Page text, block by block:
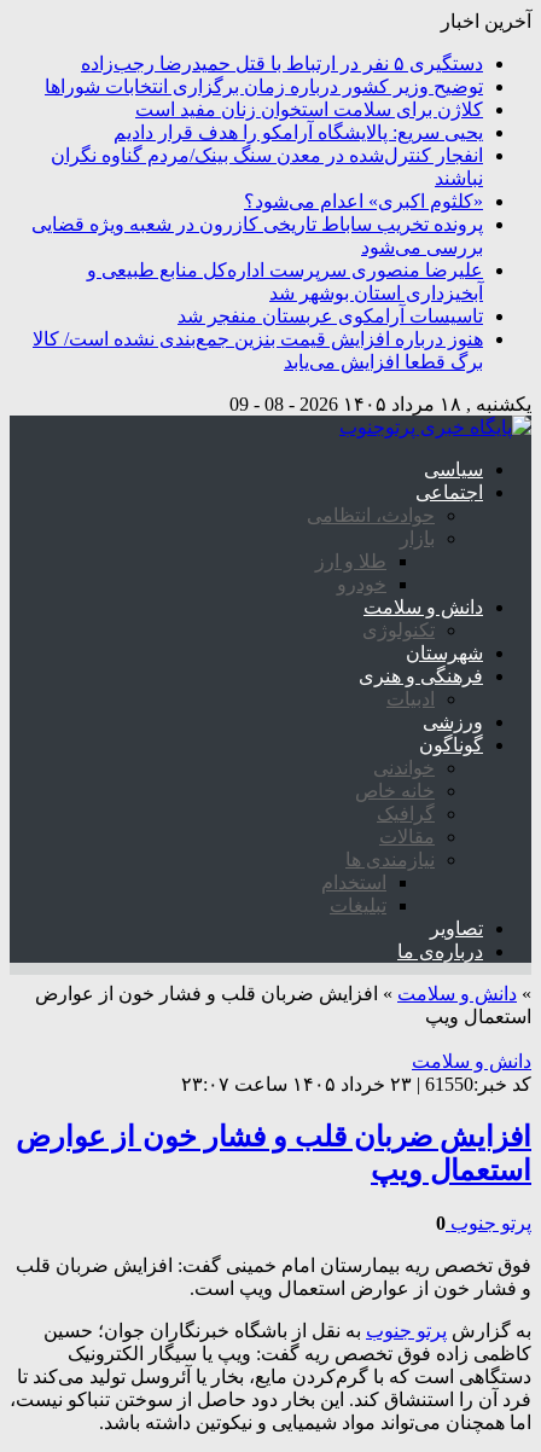
آخرین اخبار
دستگیری ۵ نفر در ارتباط با قتل حمیدرضا رجب‌زاده
توضیح وزیر کشور درباره زمان برگزاری انتخابات شوراها
کلاژن برای سلامت استخوان زنان مفید است
یحیی سریع: پالایشگاه آرامکو را هدف قرار دادیم
انفجار کنترل‌شده در معدن سنگ بینک/مردم گناوه نگران
نباشند
«کلثوم اکبری» اعدام می‌شود؟
پرونده تخریب ساباط تاریخی کازرون در شعبه ویژه قضایی
بررسی می‌شود
علیرضا منصوری سرپرست اداره‌کل منابع طبیعی و
آبخیزداری استان بوشهر شد
تاسیسات آرامکوی عربستان منفجر شد
هنوز درباره افزایش قیمت بنزین جمع‌بندی نشده است/ کالا
برگ قطعا افزایش می‌یابد
یکشنبه , ۱۸ مرداد ۱۴۰۵ 2026 - 08 - 09
سیاسی
اجتماعی
حوادث، انتظامی
بازار
طلا و ارز
خودرو
دانش و سلامت
تکنولوژی
شهرستان
فرهنگی و هنری
ادبیات
ورزشی
گوناگون
خواندنی
خانه خاص
گرافیک
مقالات
نیازمندی ها
استخدام
تبلیغات
تصاویر
درباره‌ی ما
» دانش و سلامت » افزایش ضربان قلب و فشار خون از عوارض
استعمال ویپ
دانش و سلامت
کد خبر:61550 | ۲۳ خرداد ۱۴۰۵ ساعت ۲۳:۰۷
افزایش ضربان قلب و فشار خون از عوارض
استعمال ویپ
پرتو جنوب 0
فوق تخصص ریه بیمارستان امام خمینی گفت: افزایش ضربان قلب
و فشار خون از عوارض استعمال ویپ است.
به گزارش پرتو جنوب به نقل از باشگاه خبرنگاران جوان؛ حسین
کاظمی زاده فوق تخصص ریه گفت: ویپ یا سیگار الکترونیک
دستگاهی است که با گرم‌کردن مایع، بخار یا آئروسل تولید می‌کند تا
فرد آن را استنشاق کند. این بخار دود حاصل از سوختن تنباکو نیست،
اما همچنان می‌تواند مواد شیمیایی و نیکوتین داشته باشد.